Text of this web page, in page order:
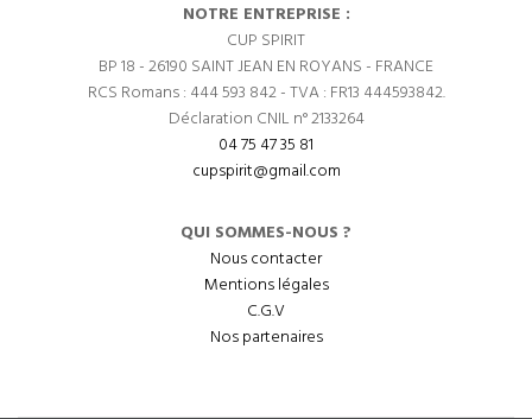
NOTRE ENTREPRISE :
CUP SPIRIT
BP 18 - 26190 SAINT JEAN EN ROYANS - FRANCE
RCS Romans : 444 593 842 - TVA : FR13 444593842.
Déclaration CNIL n° 2133264
04 75 47 35 81
cupspirit@gmail.com
QUI SOMMES-NOUS ?
Nous contacter
Mentions légales
C.G.V
Nos partenaires